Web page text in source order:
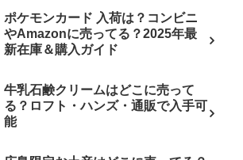
ポケモンカード 入荷は？コンビニ
やAmazonに売ってる？2025年最
新在庫＆購入ガイド
牛乳石鹸クリームはどこに売って
る？ロフト・ハンズ・通販で入手可
能